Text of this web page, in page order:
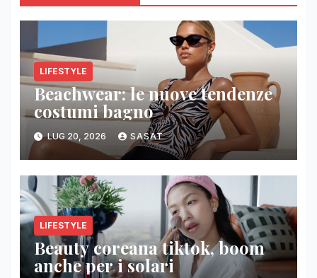
LIFESTYLE
Beachwear: le nuove tendenze
costumi bagno
LUG 20, 2026 SASAT
LIFESTYLE
Beauty coreana tiktok, boom
anche per i solari